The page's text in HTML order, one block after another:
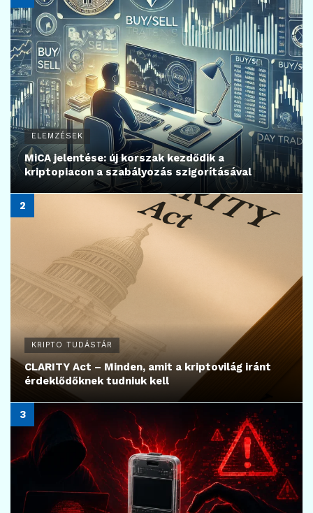
ELEMZÉSEK
MiCA jelentése: új korszak kezdődik a
kriptopiacon a szabályozás szigorításával
KRIPTO TUDÁSTÁR
CLARITY Act – Minden, amit a kriptovilág iránt
érdeklődőknek tudniuk kell